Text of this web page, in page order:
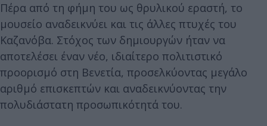
Πέρα από τη φήμη του ως θρυλικού εραστή, το
μουσείο αναδεικνύει και τις άλλες πτυχές του
Καζανόβα. Στόχος των δημιουργών ήταν να
αποτελέσει έναν νέο, ιδιαίτερο πολιτιστικό
προορισμό στη Βενετία, προσελκύοντας μεγάλο
αριθμό επισκεπτών και αναδεικνύοντας την
πολυδιάστατη προσωπικότητά του.